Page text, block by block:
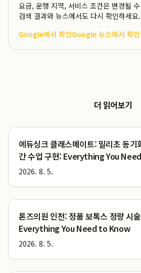
요금, 운행 지역, 서비스 조건은 변경될
검색 결과와 뉴스에서도 다시 확인하세요.
Google에서 확인Google 뉴스에서 확인
더 읽어보기
에듀싱크 클래스메이트: 밀리초 동기
간 수업 구현: Everything You
2026. 8. 5.
톤즈의원 인천: 정품 보톡스 정량 시
Everything You Need to Know
2026. 8. 5.